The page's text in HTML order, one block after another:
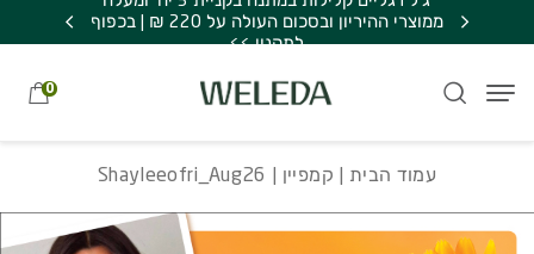
Skip to Content
ממוצרי ההיריון ובסכום העולה על 220 ₪ | בכפוף
לתקנון >>
ערכת טיפוח לתינוק
תינוקות ב – 300 ₪ ומעלה
0
עמוד הבית קמפיין
Shayleeofri_Aug26
בחזרה למעלה